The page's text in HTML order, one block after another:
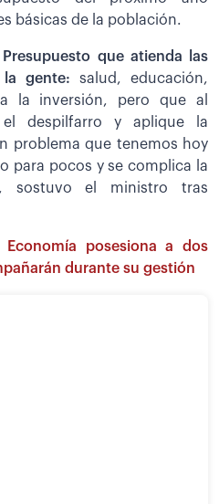
básicas de la población.
Presupuesto que atienda las
la gente: salud, educación,
la inversión, pero que al
despilfarro y aplique la
problema que tenemos hoy
para pocos y se complica la
sostuvo el ministro tras
Economía posesiona a dos
durante su gestión